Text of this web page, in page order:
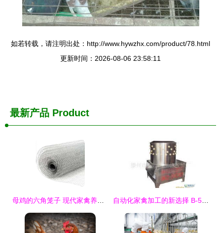
如若转载，请注明出处：http://www.hywzhx.com/product/78.html
更新时间：2026-08-06 23:58:11
最新产品 Product